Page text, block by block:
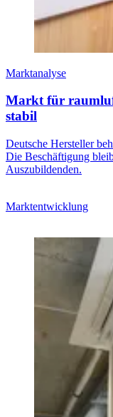
Marktanalyse
Markt für
stabil
Deutsche Hersteller
Die Beschäftigung
Auszubildenden.
Marktentwicklung